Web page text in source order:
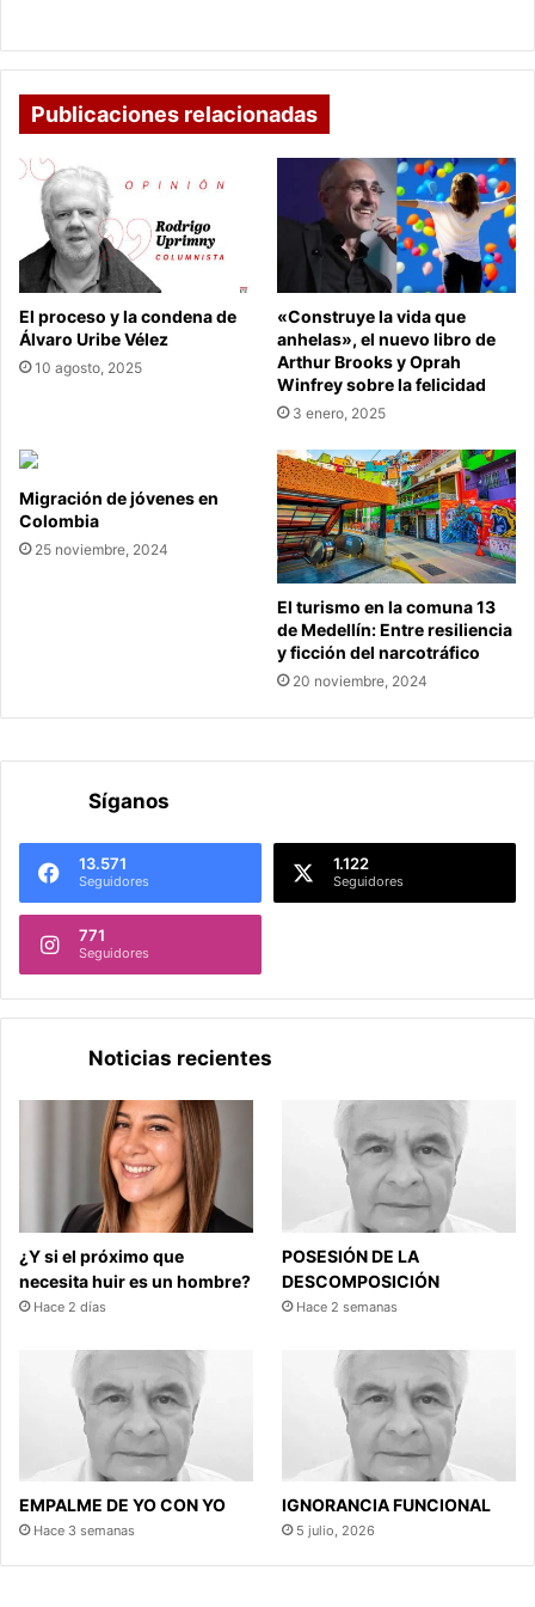
Publicaciones relacionadas
El proceso y la condena de
Álvaro Uribe Vélez
10 agosto, 2025
«Construye la vida que
anhelas», el nuevo libro de
Arthur Brooks y Oprah
Winfrey sobre la felicidad
3 enero, 2025
Migración de jóvenes en
Colombia
25 noviembre, 2024
El turismo en la comuna 13
de Medellín: Entre resiliencia
y ficción del narcotráfico
20 noviembre, 2024
Síganos
13.571
Seguidores
1.122
Seguidores
771
Seguidores
Noticias recientes
¿Y si el próximo que
necesita huir es un hombre?
Hace 2 días
POSESIÓN DE LA
DESCOMPOSICIÓN
Hace 2 semanas
EMPALME DE YO CON YO
Hace 3 semanas
IGNORANCIA FUNCIONAL
5 julio, 2026